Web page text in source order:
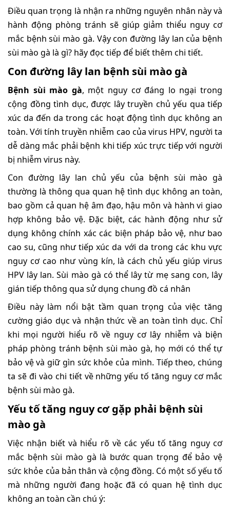
Điều quan trọng là nhận ra những nguyên nhân này và
hành động phòng tránh sẽ giúp giảm thiểu nguy cơ
mắc bệnh sùi mào gà. Vậy con đường lây lan của bệnh
sùi mào gà là gì? hãy đọc tiếp để biết thêm chi tiết.
Con đường lây lan bệnh sùi mào gà
Bệnh sùi mào gà, một nguy cơ đáng lo ngại trong
cộng đồng tình dục, được lây truyền chủ yếu qua tiếp
xúc da đến da trong các hoạt động tình dục không an
toàn. Với tính truyền nhiễm cao của virus HPV, người ta
dễ dàng mắc phải bệnh khi tiếp xúc trực tiếp với người
bị nhiễm virus này.
Con đường lây lan chủ yếu của bệnh sùi mào gà
thường là thông qua quan hệ tình dục không an toàn,
bao gồm cả quan hệ âm đạo, hậu môn và hành vi giao
hợp không bảo vệ. Đặc biệt, các hành động như sử
dụng không chính xác các biện pháp bảo vệ, như bao
cao su, cũng như tiếp xúc da với da trong các khu vực
nguy cơ cao như vùng kín, là cách chủ yếu giúp virus
HPV lây lan. Sùi mào gà có thể lây từ mẹ sang con, lây
gián tiếp thông qua sử dụng chung đồ cá nhân
Điều này làm nổi bật tầm quan trọng của việc tăng
cường giáo dục và nhận thức về an toàn tình dục. Chỉ
khi mọi người hiểu rõ về nguy cơ lây nhiễm và biện
pháp phòng tránh bệnh sùi mào gà, họ mới có thể tự
bảo vệ và giữ gìn sức khỏe của mình. Tiếp theo, chúng
ta sẽ đi vào chi tiết về những yếu tố tăng nguy cơ mắc
bệnh sùi mào gà.
Yếu tố tăng nguy cơ gặp phải bệnh sùi
mào gà
Việc nhận biết và hiểu rõ về các yếu tố tăng nguy cơ
mắc bệnh sùi mào gà là bước quan trọng để bảo vệ
sức khỏe của bản thân và cộng đồng. Có một số yếu tố
mà những người đang hoặc đã có quan hệ tình dục
không an toàn cần chú ý: